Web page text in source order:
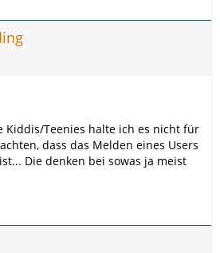
Kiddis/Teenies halte ich es nicht für
dass das Melden eines Users
Die denken bei sowas ja meist